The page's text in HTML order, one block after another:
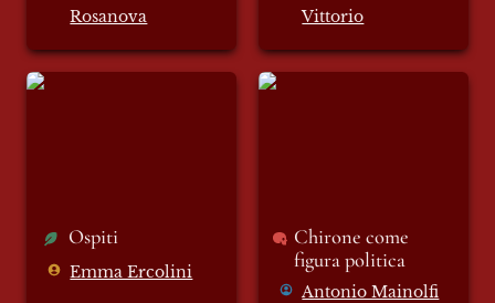
Rosanova
Vittorio
Ospiti
Ospiti
Emma Ercolini
Chirone come figura
Chirone come
figura politica
Antonio Mainolfi